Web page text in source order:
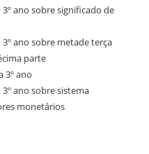
ano sobre significado de
ano sobre metade terça
parte
3º ano
ano sobre sistema
monetários